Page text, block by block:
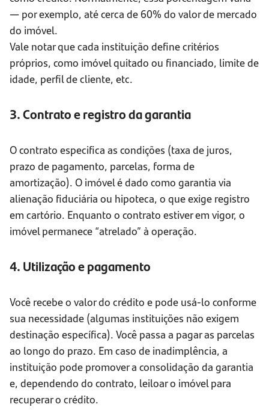
— por exemplo, até cerca de 60% do valor de mercado
do imóvel.
Vale notar que cada instituição define critérios
próprios, como imóvel quitado ou financiado, limite de
idade, perfil de cliente, etc.
3. Contrato e registro da garantia
O contrato especifica as condições (taxa de juros,
prazo de pagamento, parcelas, forma de
amortização). O imóvel é dado como garantia via
alienação fiduciária ou hipoteca, o que exige registro
em cartório. Enquanto o contrato estiver em vigor, o
imóvel permanece “atrelado” à operação.
4. Utilização e pagamento
Você recebe o valor do crédito e pode usá-lo conforme
sua necessidade (algumas instituições não exigem
destinação específica). Você passa a pagar as parcelas
ao longo do prazo. Em caso de inadimplência, a
instituição pode promover a consolidação da garantia
e, dependendo do contrato, leiloar o imóvel para
recuperar o crédito.